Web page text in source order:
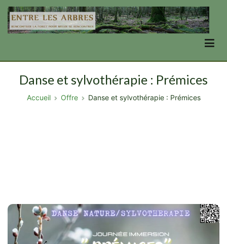
contenu
Danse et sylvothérapie : Prémices
Accueil Offre Danse et sylvothérapie : Prémices